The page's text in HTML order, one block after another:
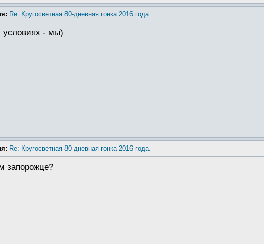
Re: Кругосветная 80-дневная гонка 2016 года.
условиях - мы)
Re: Кругосветная 80-дневная гонка 2016 года.
запорожце?